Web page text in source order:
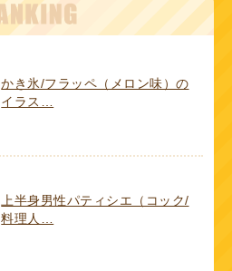
かき氷/フラッペ（メロン味）の
イラス…
上半身男性パティシエ（コック/
料理人…